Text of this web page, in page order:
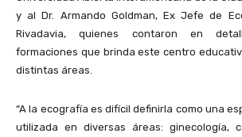
y al Dr. Armando Goldman, Ex Jefe de
Rivadavia, quienes contaron en
formaciones que brinda este centro
distintas áreas.
“A la ecografía es difícil definirla como una
utilizada en diversas áreas: ginecología,